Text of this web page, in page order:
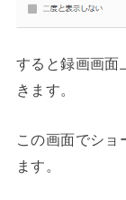
すると録画画面
きます。
この画面でショ
ます。